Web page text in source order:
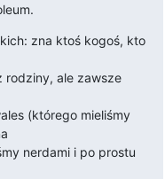
zna ktoś kogoś, kto
rodziny, ale zawsze
(którego mieliśmy
nerdami i po prostu